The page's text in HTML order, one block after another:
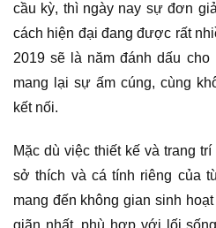
cầu kỳ, thì ngày nay sự đơn
cách hiện đại đang được rất
2019 sẽ là năm đánh dấu cho
mang lại sự ấm cúng, cùng
kết nối.
Mặc dù việc thiết kế và trang
sở thích và cá tính riêng của
mang đến không gian sinh
giãn nhất, phù hợp với lối